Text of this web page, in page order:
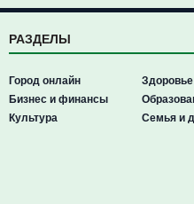
РАЗДЕЛЫ
Город онлайн
Бизнес и финансы
Культура
Здоровье
Семья и